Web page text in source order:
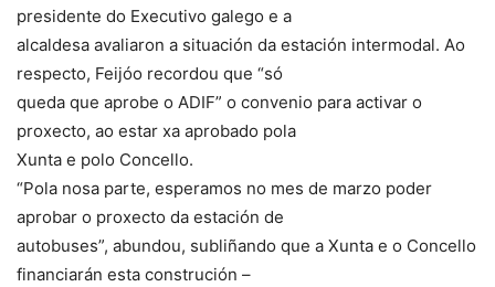
presidente do Executivo galego e a
alcaldesa avaliaron a situación da estación intermodal. Ao
respecto, Feijóo recordou que “só
queda que aprobe o ADIF” o convenio para activar o
proxecto, ao estar xa aprobado pola
Xunta e polo Concello.
“Pola nosa parte, esperamos no mes de marzo poder
aprobar o proxecto da estación de
autobuses”, abundou, subliñando que a Xunta e o Concello
financiarán esta construción –